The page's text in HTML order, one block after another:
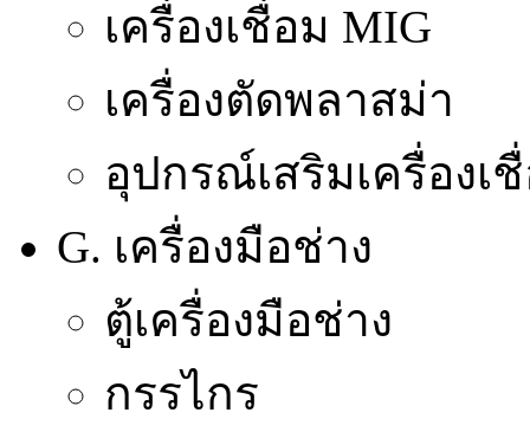
เครื่องเชื่อม MIG
เครื่องตัดพลาสม่า
อุปกรณ์เสริมเครื่องเ
G. เครื่องมือช่าง
ตู้เครื่องมือช่าง
กรรไกร